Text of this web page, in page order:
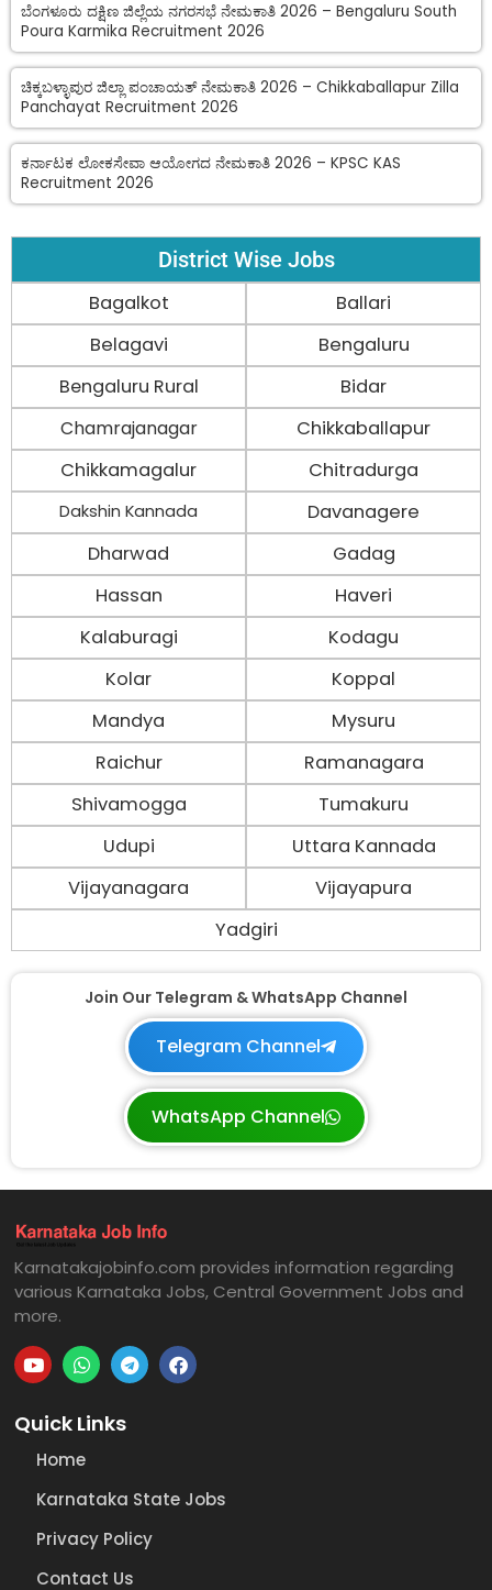
ಬೆಂಗಳೂರು ದಕ್ಷಿಣ ಜಿಲ್ಲೆಯ ನಗರಸಭೆ ನೇಮಕಾತಿ 2026 – Bengaluru South
Poura Karmika Recruitment 2026
ಚಿಕ್ಕಬಳ್ಳಾಪುರ ಜಿಲ್ಲಾ ಪಂಚಾಯತ್ ನೇಮಕಾತಿ 2026 – Chikkaballapur Zilla
Panchayat Recruitment 2026
ಕರ್ನಾಟಕ ಲೋಕಸೇವಾ ಆಯೋಗದ ನೇಮಕಾತಿ 2026 – KPSC KAS
Recruitment 2026
District Wise Jobs
Bagalkot
Ballari
Belagavi
Bengaluru
Bengaluru Rural
Bidar
Chamrajanagar
Chikkaballapur
Chikkamagalur
Chitradurga
Dakshin Kannada
Davanagere
Dharwad
Gadag
Hassan
Haveri
Kalaburagi
Kodagu
Kolar
Koppal
Mandya
Mysuru
Raichur
Ramanagara
Shivamogga
Tumakuru
Udupi
Uttara Kannada
Vijayanagara
Vijayapura
Yadgiri
Join Our Telegram & WhatsApp Channel
Telegram Channel
WhatsApp Channel
Karnatakajobinfo.com provides information regarding
various Karnataka Jobs, Central Government Jobs and
more.
Quick Links
Home
Karnataka State Jobs
Privacy Policy
Contact Us